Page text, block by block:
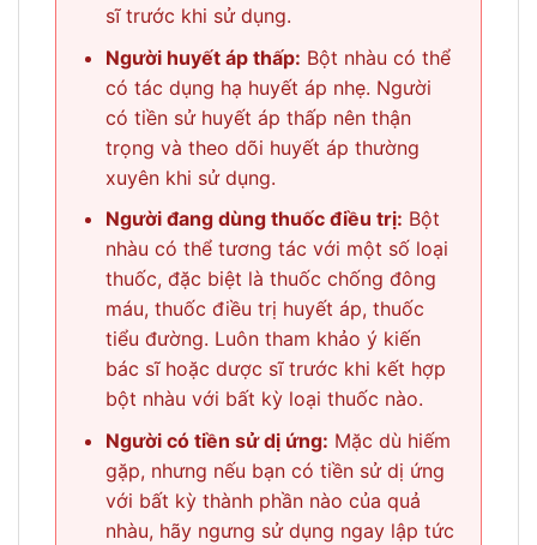
sĩ trước khi sử dụng.
Người huyết áp thấp: Bột nhàu có thể
có tác dụng hạ huyết áp nhẹ. Người
có tiền sử huyết áp thấp nên thận
trọng và theo dõi huyết áp thường
xuyên khi sử dụng.
Người đang dùng thuốc điều trị: Bột
nhàu có thể tương tác với một số loại
thuốc, đặc biệt là thuốc chống đông
máu, thuốc điều trị huyết áp, thuốc
tiểu đường. Luôn tham khảo ý kiến
bác sĩ hoặc dược sĩ trước khi kết hợp
bột nhàu với bất kỳ loại thuốc nào.
Người có tiền sử dị ứng: Mặc dù hiếm
gặp, nhưng nếu bạn có tiền sử dị ứng
với bất kỳ thành phần nào của quả
nhàu, hãy ngưng sử dụng ngay lập tức